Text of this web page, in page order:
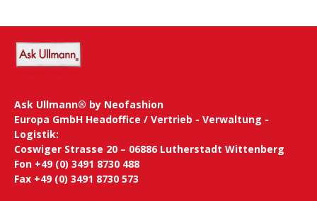
Ask Ullmann® by Neofashion
Europa GmbH Headoffice / Vertrieb - Verwaltung -
Logistik:
Coswiger Strasse 20 – 06886 Lutherstadt Wittenberg
Fon +49 (0) 3491 8730 488
Fax +49 (0) 3491 8730 573